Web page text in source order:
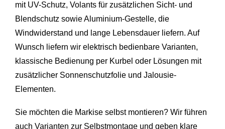
mit UV-Schutz, Volants für zusätzlichen Sicht- und
Blend­schutz sowie Aluminium-Gestelle, die
Windwiderstand und lange Lebensdauer liefern. Auf
Wunsch liefern wir elektrisch bedienbare Varianten,
klassische Bedienung per Kurbel oder Lösungen mit
zusätzlicher Sonnenschutzfolie und Jalousie-
Elementen.
Sie möchten die Markise selbst montieren? Wir führen
auch Varianten zur Selbstmontage und geben klare